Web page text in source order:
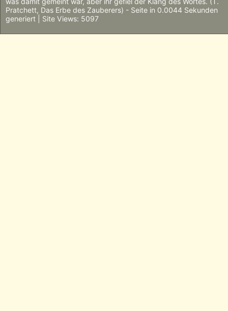
Pratchett, Das Erbe des Zauberers) - Seite in 0.0044 Sekunden
generiert | Site Views: 5097